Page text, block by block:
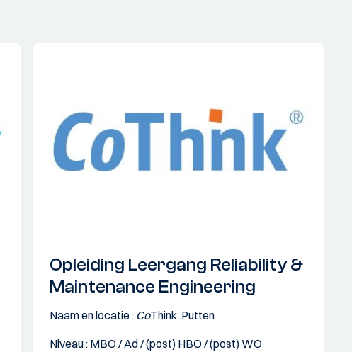
Opleiding Leergang Reliability &
Maintenance Engineering
Naam en locatie : CoThink, Putten
Niveau : MBO / Ad / (post) HBO / (post) WO